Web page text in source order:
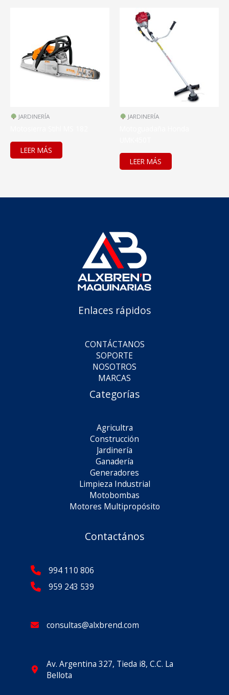
JARDINERÍA
LEER MÁS
JARDINERÍA
LEER MÁS
Enlaces rápidos
CONTÁCTANOS
SOPORTE
NOSOTROS
MARCAS
Categorías
Agricultra
Construcción
Jardinería
Ganadería
Generadores
Limpieza Industrial
Motobombas
Motores Multipropósito
Contactános
994 110 806
959 243 539
consultas@alxbrend.com
Av. Argentina 327, Tieda i8, C.C. La
Bellota